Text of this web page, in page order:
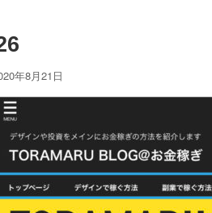
年8月21日